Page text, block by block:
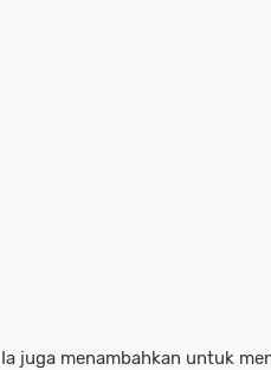
Ia juga menambahkan untuk